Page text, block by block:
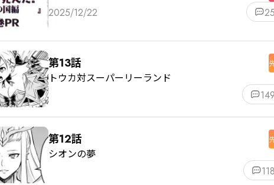
2025/12/22 25
第13話
トウカ対スーパーリーランド
149
第12話
シオンの夢
118